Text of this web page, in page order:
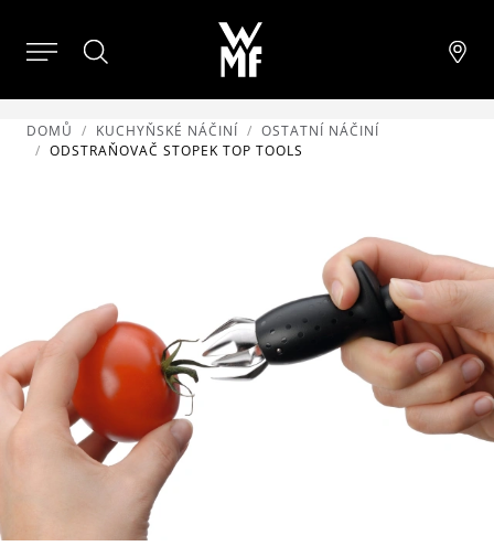
DOMŮ KUCHYŇSKÉ NÁČINÍ
OSTATNÍ NÁČINÍ
ODSTRAŇOVAČ STOPEK TOP TOOLS